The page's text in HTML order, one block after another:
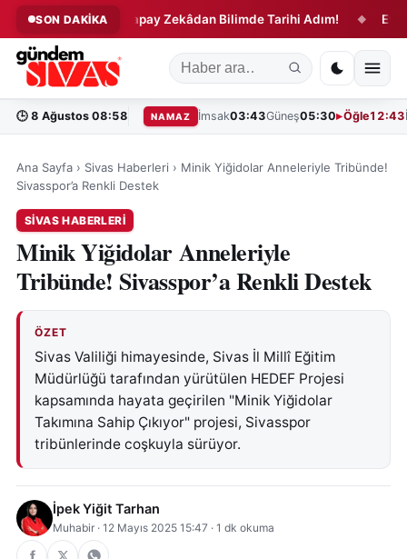
SON DAKİKA
◆ Yapay Zekâdan Bilimde Tarihi Adım! ◆ Ev ve
🕒 8 Ağustos 08:58 NAMAZ İmsak03:43Güneş05:30 Öğle12:43
Ana Sayfa › Sivas Haberleri › Minik Yiğidolar Anneleriyle Tribünde!
Sivasspor’a Renkli Destek
SIVAS HABERLERI
Minik Yiğidolar Anneleriyle
Tribünde! Sivasspor’a Renkli Destek
ÖZET
Sivas Valiliği himayesinde, Sivas İl Millî Eğitim
Müdürlüğü tarafından yürütülen HEDEF Projesi
kapsamında hayata geçirilen "Minik Yiğidolar
Takımına Sahip Çıkıyor" projesi, Sivasspor
tribünlerinde coşkuyla sürüyor.
İpek Yiğit Tarhan
Muhabir · 12 Mayıs 2025 15:47 · 1 dk okuma